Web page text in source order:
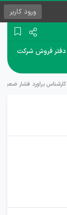
ورود کاربر
دفتر فروش شرکت
براورد فشار